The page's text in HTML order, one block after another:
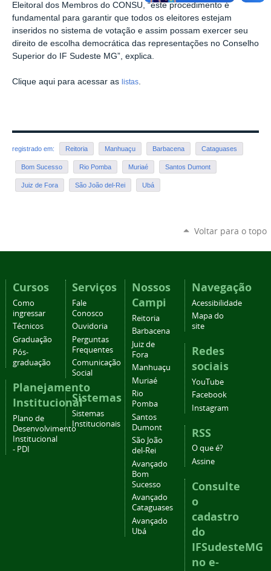
Eleitoral dos Membros do CONSU, “este procedimento é
fundamental para garantir que todos os eleitores estejam
inseridos no sistema de votação e assim possam exercer seu
direito de escolha democrática das representações no Conselho
Superior do IF Sudeste MG”, explica.
Clique aqui para acessar as listas.
registrado em: Reitoria Manhuaçu Barbacena Cataguases
Bom Sucesso Rio Pomba Muriaé Santos Dumont
Juiz de Fora São João del-Rei Ubá
Voltar para o topo
Cursos
Como
ingressar
Técnicos
Graduação
Pós-
graduação
Planejamento
Institucional
Plano de
Desenvolvimento
Institucional
- PDI
Serviços
Fale
Conosco
Ouvidoria
Perguntas
Frequentes
Comunicação
Social
Sistemas
Sistemas
Institucionais
Nossos
Campi
Reitoria
Barbacena
Juiz de
Fora
Manhuaçu
Muriaé
Rio
Pomba
Santos
Dumont
São João
del-Rei
Avançado
Bom
Sucesso
Avançado
Cataguases
Avançado
Ubá
Navegação
Acessibilidade
Mapa do
site
Redes
sociais
YouTube
Facebook
Instagram
RSS
O que é?
Assine
Consulte
o
cadastro
do
IFSudesteMG
no e-